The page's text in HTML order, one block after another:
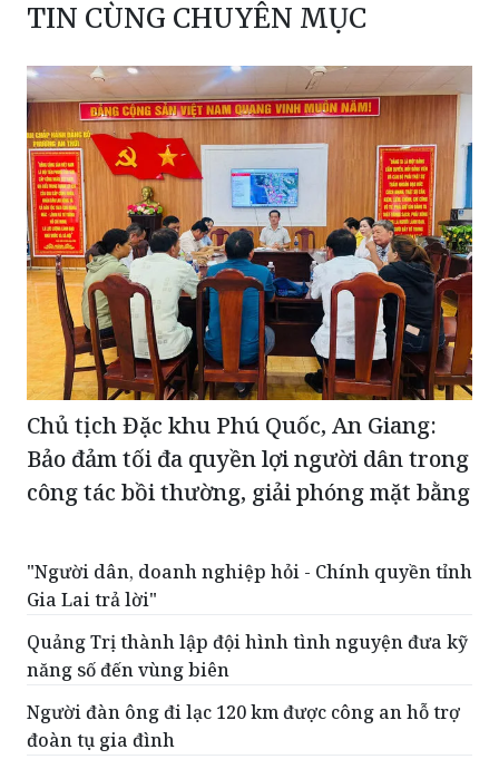
TIN CÙNG CHUYÊN MỤC
Chủ tịch Đặc khu Phú Quốc, An Giang:
Bảo đảm tối đa quyền lợi người dân trong
công tác bồi thường, giải phóng mặt bằng
"Người dân, doanh nghiệp hỏi - Chính quyền tỉnh
Gia Lai trả lời"
Quảng Trị thành lập đội hình tình nguyện đưa kỹ
năng số đến vùng biên
Người đàn ông đi lạc 120 km được công an hỗ trợ
đoàn tụ gia đình